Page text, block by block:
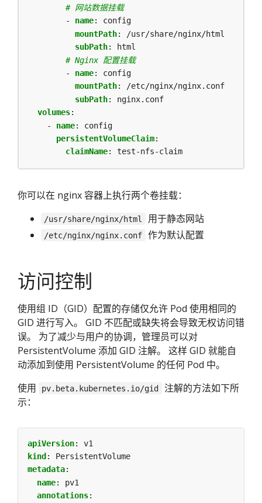
# 网站数据挂载
- name:
config
mountPath:
/usr/share/nginx/html
subPath:
html
# Nginx 配置挂载
- name:
config
mountPath:
/etc/nginx/nginx.conf
subPath:
nginx.conf
volumes:
- name:
config
persistentVolumeClaim:
claimName: test-nfs-claim
你可以在 nginx 容器上执行两个卷挂载：
/usr/share/nginx/html 用于静态网站
/etc/nginx/nginx.conf 作为默认配置
访问控制
使用组 ID（GID）配置的存储仅允许 Pod 使用相同的
GID 进行写入。 GID 不匹配或缺失将会导致无权访问错
误。 为了减少与用户的协调，管理员可以对
PersistentVolume 添加 GID 注解。 这样 GID 就能自
动添加到使用 PersistentVolume 的任何 Pod 中。
使用
pv.beta.kubernetes.io/gid
注解的方法如下所
示：
apiVersion:
v1
kind :
PersistentVolume
metadata:
name:
pv1
annotations: